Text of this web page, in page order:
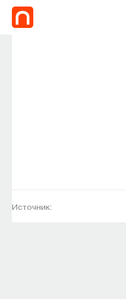
Источник: